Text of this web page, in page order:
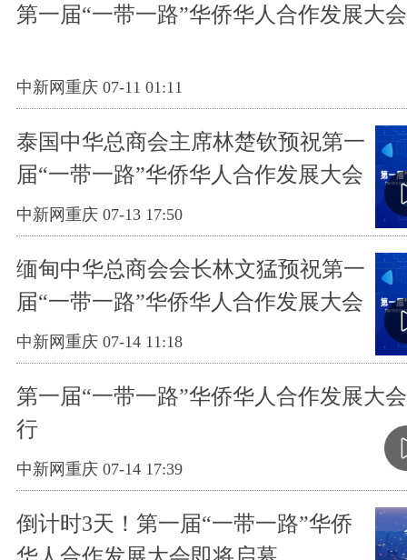
第一届“一带一路”华侨华人合作发展大
中新网重庆 07-11 01:11
泰国中华总商会主席林楚钦预祝第一
届“一带一路”华侨华人合作发展大会
取得圆满成功
中新网重庆 07-13 17:50
缅甸中华总商会会长林文猛预祝第一
届“一带一路”华侨华人合作发展大会
取得圆满成功
中新网重庆 07-14 11:18
第一届“一带一路”华侨华人合作发展大
行
中新网重庆 07-14 17:39
倒计时3天！第一届“一带一路”华侨